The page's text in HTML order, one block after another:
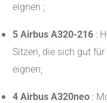
eignen ;
5 Airbus A320-216 :
Sitzen, die sich gut
eignen;
4 Airbus A320neo :